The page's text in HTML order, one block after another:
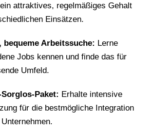
attraktives, regelmäßiges Gehalt
Einsätzen.
bequeme Arbeitssuche: Lerne
Jobs kennen und finde das für
Umfeld.
Paket: Erhalte intensive
für die bestmögliche Integration